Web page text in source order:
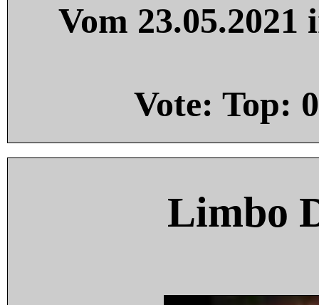
Vom
Vote: Top: 0
Limbo